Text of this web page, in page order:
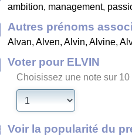
ambition, management,
Autres prénoms
Alvan, Alven, Alvin, Alvine,
Voter pour ELVIN
Choisissez une note sur 10
Voir la popularité du